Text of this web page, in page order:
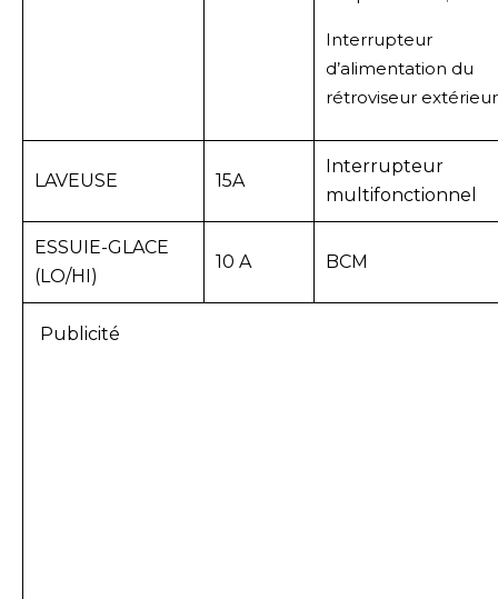
Interrupteur
d’alimentation du
rétroviseur
LAVEUSE 15A
Interrupteur
multifonctionnel
ESSUIE-GLACE
(LO/HI)
10 A BCM
Publicité